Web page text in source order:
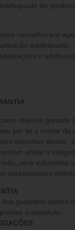
do
causados por
inadequada;
e
objetivo garantir
por lei a contar da
descritas abaixo,
afetar a
será submetida
apresentarem
fica garantido dentro
a aquisição.